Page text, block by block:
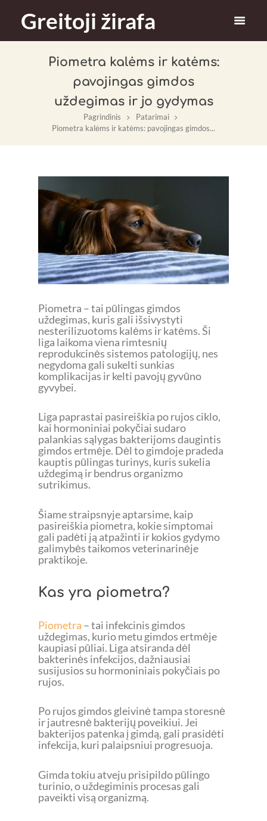
Greitoji žirafa
Piometra kalėms ir katėms:
pavojingas gimdos
uždegimas ir jo gydymas
Pagrindinis
Patarimai
Piometra kalėms ir katėms: pavojingas gimdos...
Piometra – tai pūlingas gimdos
uždegimas, kuris gali išsivystyti
nesterilizuotoms kalėms ir katėms. Ši
liga laikoma viena rimtesnių
reprodukcinės sistemos patologijų, nes
negydoma gali sukelti sunkias
komplikacijas ir kelti pavojų gyvūno
gyvybei.
Liga paprastai pasireiškia po rujos ciklo,
kai hormoniniai pokyčiai sudaro
palankias sąlygas bakterijoms daugintis
gimdos ertmėje. Dėl to gimdoje pradeda
kauptis pūlingas turinys, kuris sukelia
uždegimą ir bendrus organizmo
sutrikimus.
Šiame straipsnyje aptarsime, kaip
pasireiškia piometra, kokie simptomai
gali padėti ją atpažinti ir kokios gydymo
galimybės taikomos veterinarinėje
praktikoje.
Kas yra piometra?
Piometra – tai infekcinis gimdos
uždegimas, kurio metu gimdos ertmėje
kaupiasi pūliai. Liga atsiranda dėl
bakterinės infekcijos, dažniausiai
susijusios su hormoniniais pokyčiais po
rujos.
Po rujos gimdos gleivinė tampa storesnė
ir jautresnė bakterijų poveikiui. Jei
bakterijos patenka į gimdą, gali prasidėti
infekcija, kuri palaipsniui progresuoja.
Gimda tokiu atveju prisipildo pūlingo
turinio, o uždegiminis procesas gali
paveikti visą organizmą.